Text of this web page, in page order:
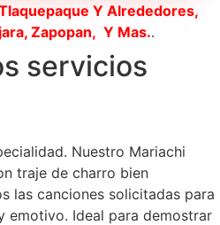
Y Alrededores,
Zapopan, Y Mas..
servicios
Nuestro Mariachi
traje de charro bien
las canciones solicitadas para
emotivo. Ideal para demostrar